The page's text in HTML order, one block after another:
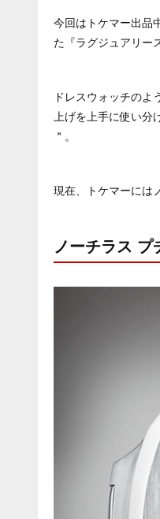
今回はトケマー出品
た『ラグジュアリー
ドレスウォッチの
上げを上手に使い
＂。
現在、トケマーには
ノーチラス